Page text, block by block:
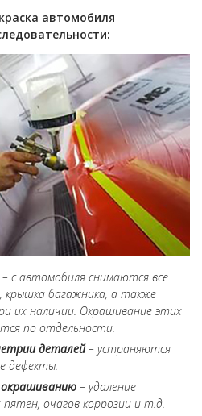
автомобиля
– с автомобиля снимаются все
крышка багажника, а также
их наличии. Окрашивание этих
по отдельности.
деталей– устраняются
дефекты.
окрашиванию – удаление
пятен, очагов коррозии и т.д.